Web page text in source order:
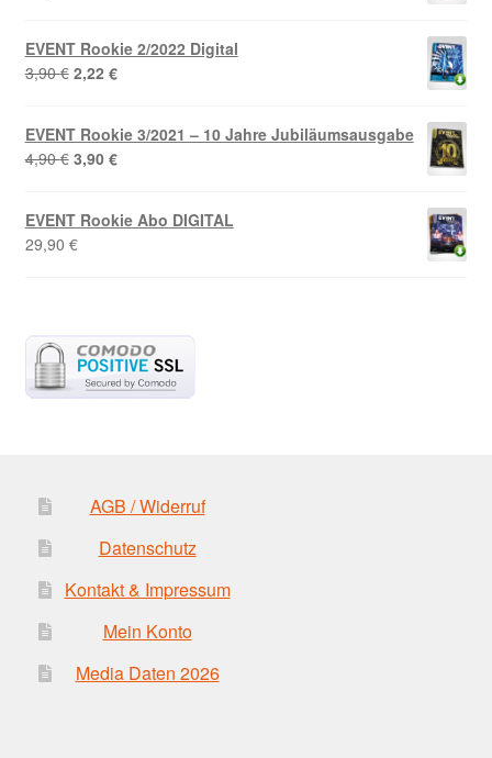
EVENT Rookie 2/2022 Digital
3,90€ Ursprünglicher
3,90 €
2,22 €Aktueller
2,22 €.
EVENT Rookie 3/2021 – 10 Jahre Jubiläumsausgabe
4,90€ Ursprünglicher
4,90 €
3,90 €Aktueller
3,90 €.
EVENT Rookie Abo DIGITAL
29,90 €
AGB / Widerruf
Datenschutz
Kontakt & Impressum
Mein Konto
Media Daten 2026